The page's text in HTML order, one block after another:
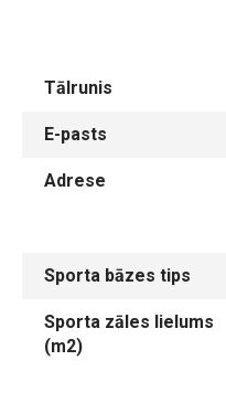
Tālrunis
E-pasts
Adrese
Sporta bāzes tips
Sporta zāles lielums
(m2)